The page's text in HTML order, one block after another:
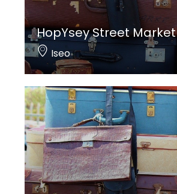
HopYsey Street Market
Iseo